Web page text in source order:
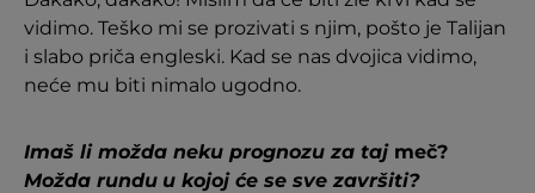
vidimo. Teško mi se prozivati s njim, pošto je Talijan
i slabo priča engleski. Kad se nas dvojica vidimo,
neće mu biti nimalo ugodno.
Imaš li možda neku prognozu za taj meč?
Možda rundu u kojoj će se sve završiti?